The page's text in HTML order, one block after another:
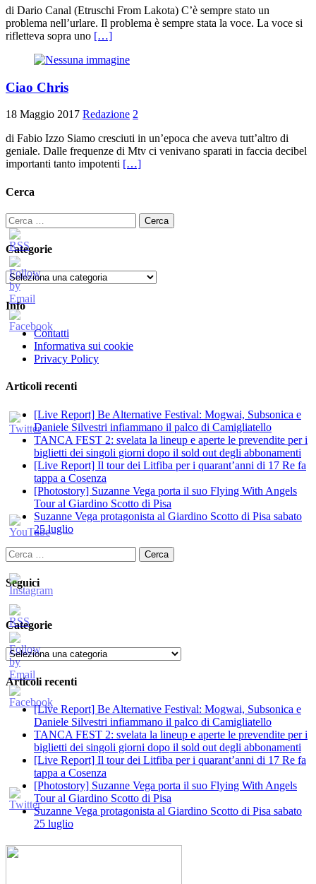
di Dario Canal (Etruschi From Lakota) C’è sempre stato un
problema nell’urlare. Il problema è sempre stata la voce. La voce si
rifletteva sopra uno […]
Ciao Chris
18 Maggio 2017 Redazione 2
di Fabio Izzo Siamo cresciuti in un’epoca che aveva tutt’altro di
geniale. Dalle frequenze di Mtv ci venivano sparati in faccia decibel
importanti tanto impotenti […]
Cerca
Ricerca
per:
Categorie
Categorie
Info
Contatti
Informativa sui cookie
Privacy Policy
Articoli recenti
[Live Report] Be Alternative Festival: Mogwai, Subsonica e
Daniele Silvestri infiammano il palco di Camigliatello
TANCA FEST 2: svelata la lineup e aperte le prevendite per i
biglietti dei singoli giorni dopo il sold out degli abbonamenti
[Live Report] Il tour dei Litfiba per i quarant’anni di 17 Re fa
tappa a Cosenza
[Photostory] Suzanne Vega porta il suo Flying With Angels
Tour al Giardino Scotto di Pisa
Suzanne Vega protagonista al Giardino Scotto di Pisa sabato
25 luglio
Ricerca
per:
Seguici
Categorie
Categorie
Articoli recenti
[Live Report] Be Alternative Festival: Mogwai, Subsonica e
Daniele Silvestri infiammano il palco di Camigliatello
TANCA FEST 2: svelata la lineup e aperte le prevendite per i
biglietti dei singoli giorni dopo il sold out degli abbonamenti
[Live Report] Il tour dei Litfiba per i quarant’anni di 17 Re fa
tappa a Cosenza
[Photostory] Suzanne Vega porta il suo Flying With Angels
Tour al Giardino Scotto di Pisa
Suzanne Vega protagonista al Giardino Scotto di Pisa sabato
25 luglio